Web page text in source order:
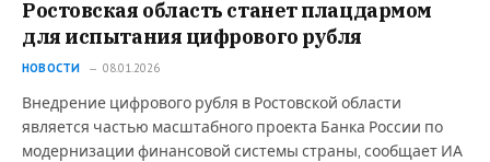
Ростовская область станет плацдармом
для испытания цифрового рубля
НОВОСТИ 08.01.2026
Внедрение цифрового рубля в Ростовской области
является частью масштабного проекта Банка России по
модернизации финансовой системы страны, сообщает ИА